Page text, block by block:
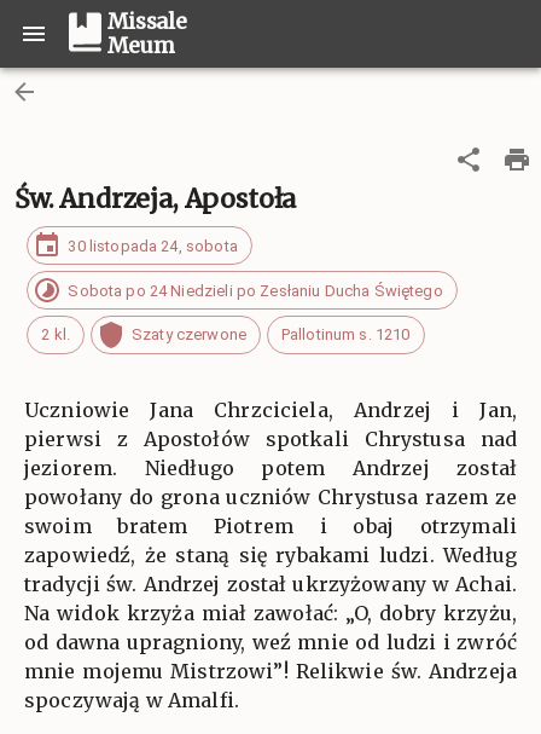
Missale
Meum
Św. Andrzeja, Apostoła
30 listopada 24, sobota
Sobota po 24 Niedzieli po Zesłaniu Ducha Świętego
2 kl. Szaty czerwone Pallotinum s. 1210
Uczniowie Jana Chrzciciela, Andrzej i Jan,
pierwsi z Apostołów spotkali Chrystusa nad
jeziorem. Niedługo potem Andrzej został
powołany do grona uczniów Chrystusa razem ze
swoim bratem Piotrem i obaj otrzymali
zapowiedź, że staną się rybakami ludzi. Według
tradycji św. Andrzej został ukrzyżowany w Achai.
Na widok krzyża miał zawołać: „O, dobry krzyżu,
od dawna upragniony, weź mnie od ludzi i zwróć
mnie mojemu Mistrzowi”! Relikwie św. Andrzeja
spoczywają w Amalfi.